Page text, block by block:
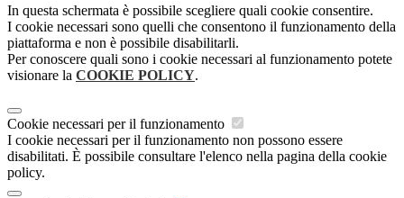
In questa schermata è possibile scegliere quali cookie consentire.
I cookie necessari sono quelli che consentono il funzionamento della
piattaforma e non è possibile disabilitarli.
Per conoscere quali sono i cookie necessari al funzionamento potete
visionare la COOKIE POLICY.
Cookie necessari per il funzionamento
I cookie necessari per il funzionamento non possono essere
disabilitati. È possibile consultare l'elenco nella pagina della cookie
policy.